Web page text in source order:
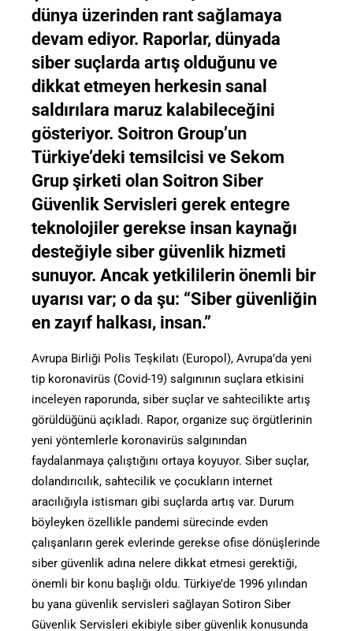
dünya üzerinden rant sağlamaya
devam ediyor. Raporlar, dünyada
siber suçlarda artış olduğunu ve
dikkat etmeyen herkesin sanal
saldırılara maruz kalabileceğini
gösteriyor. Soitron Group’un
Türkiye’deki temsilcisi ve Sekom
Grup şirketi olan Soitron Siber
Güvenlik Servisleri gerek entegre
teknolojiler gerekse insan kaynağı
desteğiyle siber güvenlik hizmeti
sunuyor. Ancak yetkililerin önemli bir
uyarısı var; o da şu: “Siber güvenliğin
en zayıf halkası, insan.”
Avrupa Birliği Polis Teşkilatı (Europol), Avrupa’da yeni
tip koronavirüs (Covid-19) salgınının suçlara etkisini
inceleyen raporunda, siber suçlar ve sahtecilikte artış
görüldüğünü açıkladı. Rapor, organize suç örgütlerinin
yeni yöntemlerle koronavirüs salgınından
faydalanmaya çalıştığını ortaya koyuyor. Siber suçlar,
dolandırıcılık, sahtecilik ve çocukların internet
aracılığıyla istismarı gibi suçlarda artış var. Durum
böyleyken özellikle pandemi sürecinde evden
çalışanların gerek evlerinde gerekse ofise dönüşlerinde
siber güvenlik adına nelere dikkat etmesi gerektiği,
önemli bir konu başlığı oldu. Türkiye’de 1996 yılından
bu yana güvenlik servisleri sağlayan Sotiron Siber
Güvenlik Servisleri ekibiyle siber güvenlik konusunda